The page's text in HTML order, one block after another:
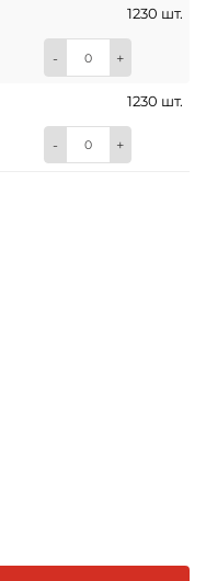
1230 шт.
- +
1230 шт.
- +